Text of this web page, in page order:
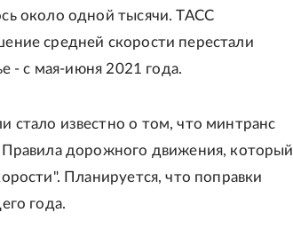
около одной тысячи. ТАСС
средней скорости перестали
- с мая-июня 2021 года.
известно о том, что минтранс
Правила дорожного движения, который
Планируется, что поправки
года.